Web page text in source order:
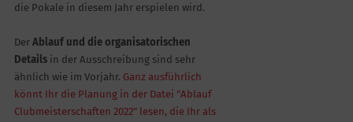
die Pokale in diesem Jahr erspielen wird.
Der Ablauf und die organisatorischen
Details in der Ausschreibung sind sehr
ähnlich wie im Vorjahr. Ganz ausführlich
könnt Ihr die Planung in der Datei "Ablauf
Clubmeisterschaften 2022" lesen, die Ihr als